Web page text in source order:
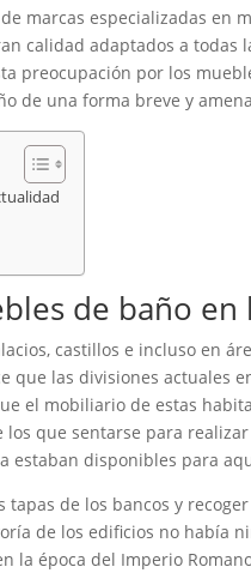
marcas especializadas en
calidad adaptados a todas
preocupación por los
de una forma breve y
de baño en
castillos e incluso en
que las divisiones actuales
el mobiliario de estas
que sentarse para
estaban disponibles para
de los bancos y
de los edificios no había
la época del Imperio